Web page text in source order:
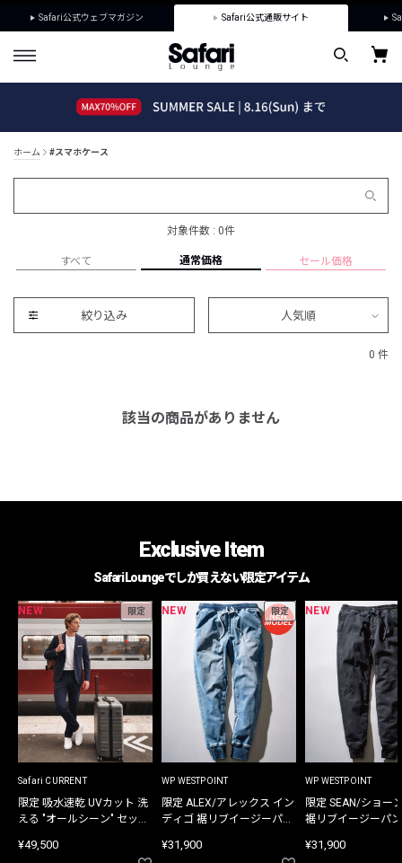
Safari公式ウェブマガジン Safari公式通販サイト
ホーム #スマホケース
対象件数 : 0件
すべて 通常価格 セール価格
絞り込み 人気順
0 件
該当の商品がありません
Exclusive Item
Safari Loungeでしか買えない限定アイテム
NEW 限定
Safari CURRENT
限定 吸水速乾 UVカット 洗
える "オールシーン" セット
¥49,500
NEW 限定
WP WESTPOINT
限定 ALEX/アレックス イン
ディゴ 裾リブイージーパン
¥31,900
NEW
WP WESTPOINT
限定 SEAN/ショー
裾リブイージーパ
¥31,900